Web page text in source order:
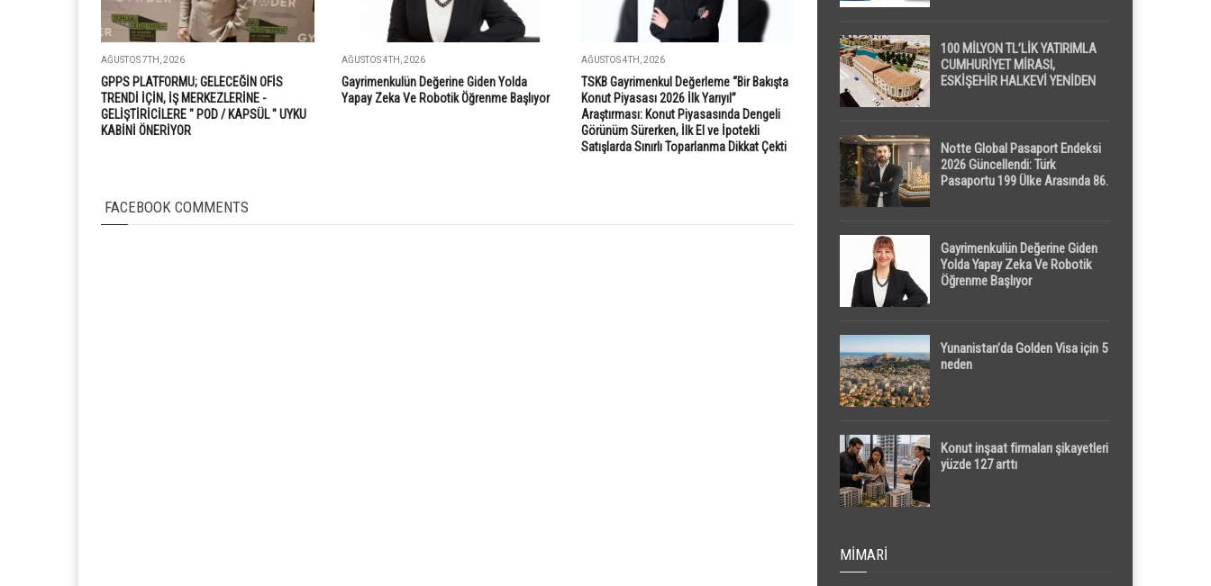
AĞUSTOS 7TH, 2026
GPPS PLATFORMU; GELECEĞİN OFİS
TRENDİ İÇİN, İŞ MERKEZLERİNE -
GELİŞTİRİCİLERE " POD / KAPSÜL " UYKU
KABİNİ ÖNERİYOR
AĞUSTOS 4TH, 2026
Gayrimenkulün Değerine Giden Yolda
Yapay Zeka Ve Robotik Öğrenme Başlıyor
AĞUSTOS 4TH, 2026
TSKB Gayrimenkul Değerleme “Bir Bakışta
Konut Piyasası 2026 İlk Yarıyıl”
Araştırması: Konut Piyasasında Dengeli
Görünüm Sürerken, İlk El ve İpotekli
Satışlarda Sınırlı Toparlanma Dikkat Çekti
FACEBOOK COMMENTS
100 MİLYON TL’LİK YATIRIMLA
CUMHURİYET MİRASI,
ESKİŞEHİR HALKEVİ YENİDEN
Notte Global Pasaport Endeksi
2026 Güncellendi: Türk
Pasaportu 199 Ülke Arasında 86.
Gayrimenkulün Değerine Giden
Yolda Yapay Zeka Ve Robotik
Öğrenme Başlıyor
Yunanistan’da Golden Visa için 5
neden
Konut inşaat firmaları şikayetleri
yüzde 127 arttı
MIMARI